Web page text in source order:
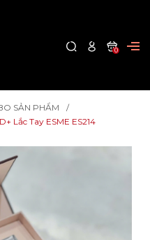
0
SẢN PHẨM
Lắc Tay ESME ES214